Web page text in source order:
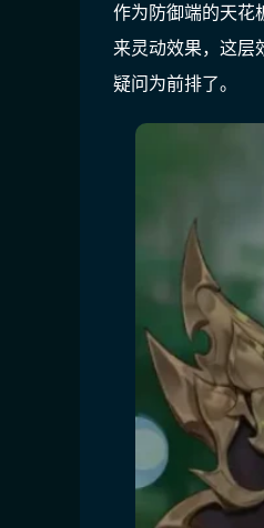
作为防御端的天花
来灵动效果，这层
疑问为前排了。